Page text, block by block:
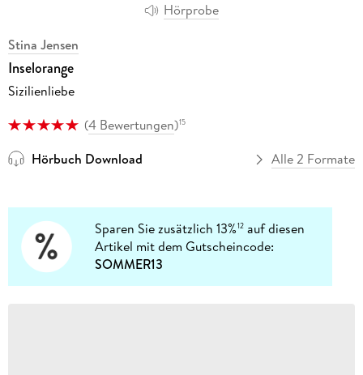
Hörprobe
Stina Jensen
Inselorange
Sizilienliebe
(4 Bewertungen)15
Hörbuch Download Alle 2 Formate
Sparen Sie zusätzlich 13%12 auf diesen
Artikel mit dem Gutscheincode:
SOMMER13